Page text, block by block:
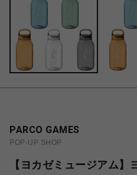
PARCO GAMES
POP-UP SHOP
【ヨカゼミュージアム】